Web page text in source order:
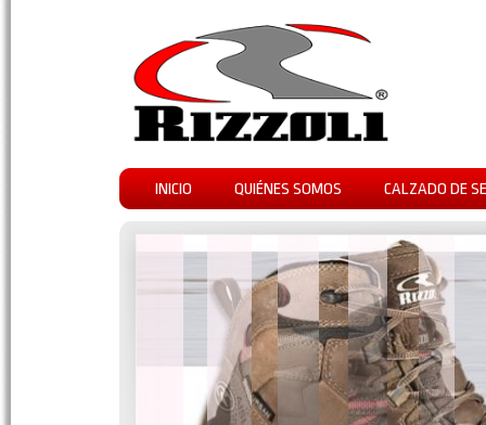
INICIO QUIÉNES SOMOS CALZADO DE